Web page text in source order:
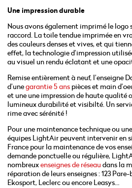
Une impression durable
Nous avons également imprimé le logo
raccord. La toile tendue imprimée en
des couleurs denses et vives, et qui
effet, la technologie d’impression
au visuel un rendu éclatant et une
Remise entièrement à neuf, l’enseigne
d’unegarantie 5 ans pièces et main
et une une impression de haute qualité
lumineux durabilité et visibilté. Un
rime avec sérénité !
Pour une maintenance technique ou
équipes LightAir peuvent intervenir en
France pour la maintenance de vos
demande ponctuelle ou régulière,
nombreuxenseignes de réseau dans la
réparation de leurs enseignes : 123
Ekosport, Leclerc ou encore Leasys…